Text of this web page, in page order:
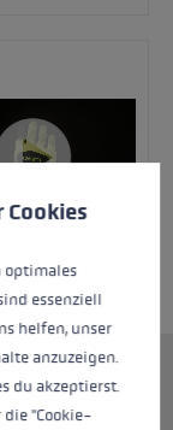
de course
! La
experience.
optimales
essenziell
helfen, unser
anzuzeigen.
du akzeptierst.
"Cookie-